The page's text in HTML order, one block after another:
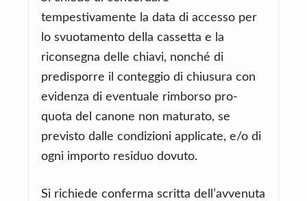
tempestivamente la data di accesso per
lo svuotamento della cassetta e la
riconsegna delle chiavi, nonché di
predisporre il conteggio di chiusura con
evidenza di eventuale rimborso pro-
quota del canone non maturato, se
previsto dalle condizioni applicate, e/o di
ogni importo residuo dovuto.
Si richiede conferma scritta dell’avvenuta